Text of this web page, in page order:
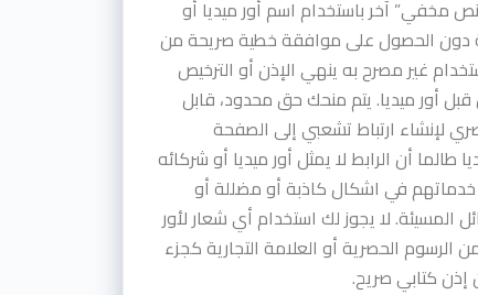
مخفي” آخر باستخدام اسم أور ميديا أو
دون الحصول على موافقة خطية صريحة من
غير مصرح به ينهي الإذن أو الترخيص
أور ميديا. يتم منحك حق محدود، قابل
لإنشاء ارتباط تشعبي إلى الصفحة
طالما أن الرابط لا يمثل أور ميديا أو شركائه
خدماتهم في اشكال كاذبة أو مضللة أو
المسيئة. لا يجوز لك استخدام أي شعار لأور
الرسوم الحصرية أو العلامة التجارية كجزء
إذن كتابي صريح.